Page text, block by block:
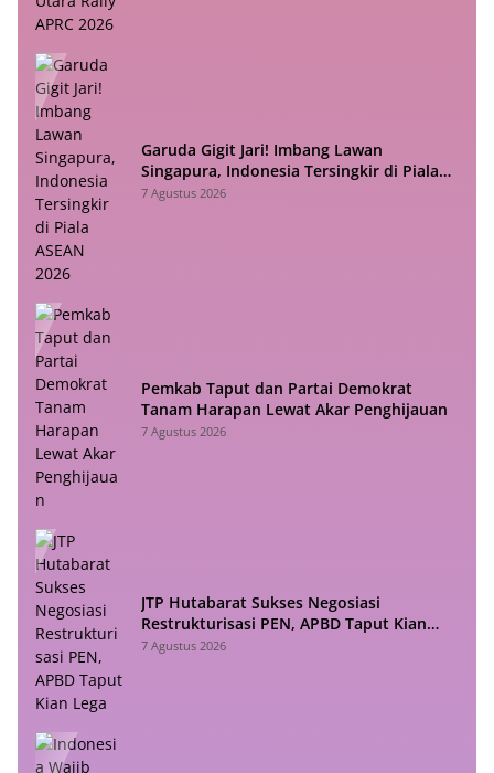
Garuda Gigit Jari! Imbang Lawan
Singapura, Indonesia Tersingkir di Piala
ASEAN 2026
7 Agustus 2026
Pemkab Taput dan Partai Demokrat
Tanam Harapan Lewat Akar Penghijauan
7 Agustus 2026
JTP Hutabarat Sukses Negosiasi
Restrukturisasi PEN, APBD Taput Kian
Lega
7 Agustus 2026